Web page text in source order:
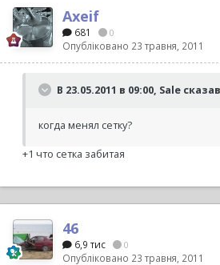
Axeif
681 0
Опубліковано 23 травня, 2011
В 23.05.2011 в 09:00, Sale
когда менял сетку?
+1 что сетка забитая
46
6,9 тис 0
Опубліковано 23 травня, 2011